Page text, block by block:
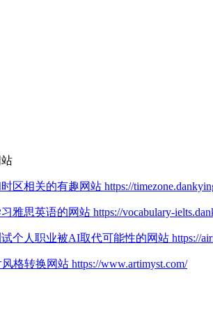
区相关的有趣网站 https://
雅思英语的网站 https://vocabulary-
个人职业被AI取代可能性的网站 https://
格转换网站 https://www.artimyst.com/